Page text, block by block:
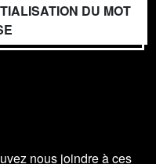
DU MOT
nous joindre à ces